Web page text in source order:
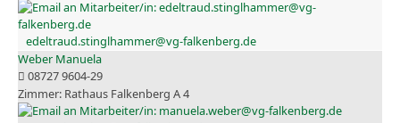
edeltraud.stinglhammer@vg-falkenberg.de
Weber Manuela
08727 9604-29
Rathaus Falkenberg A 4